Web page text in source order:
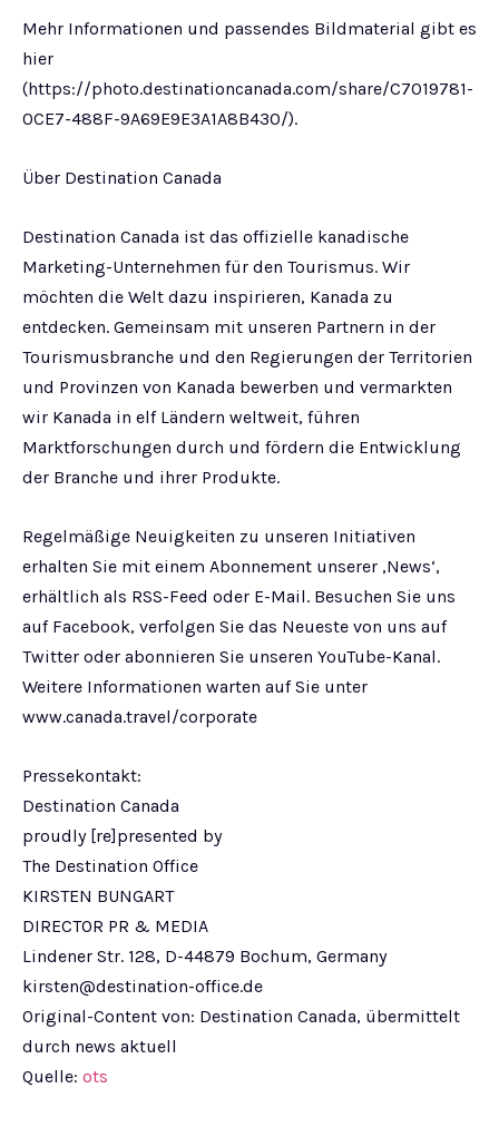
Mehr Informationen und passendes Bildmaterial gibt es
hier
(https://photo.destinationcanada.com/share/C7019781-
0CE7-488F-9A69E9E3A1A8B430/).
Über Destination Canada
Destination Canada ist das offizielle kanadische
Marketing-Unternehmen für den Tourismus. Wir
möchten die Welt dazu inspirieren, Kanada zu
entdecken. Gemeinsam mit unseren Partnern in der
Tourismusbranche und den Regierungen der Territorien
und Provinzen von Kanada bewerben und vermarkten
wir Kanada in elf Ländern weltweit, führen
Marktforschungen durch und fördern die Entwicklung
der Branche und ihrer Produkte.
Regelmäßige Neuigkeiten zu unseren Initiativen
erhalten Sie mit einem Abonnement unserer ‚News‘,
erhältlich als RSS-Feed oder E-Mail. Besuchen Sie uns
auf Facebook, verfolgen Sie das Neueste von uns auf
Twitter oder abonnieren Sie unseren YouTube-Kanal.
Weitere Informationen warten auf Sie unter
www.canada.travel/corporate
Pressekontakt:
Destination Canada
proudly [re]presented by
The Destination Office
KIRSTEN BUNGART
DIRECTOR PR & MEDIA
Lindener Str. 128, D-44879 Bochum, Germany
kirsten@destination-office.de
Original-Content von: Destination Canada, übermittelt
durch news aktuell
Quelle: ots